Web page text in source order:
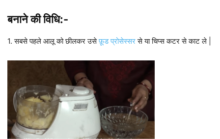
बनाने की विधि:-
1. सबसे पहले आलू को छीलकर उसेफ़ूड प्रोसेस्सरसे या चिप्स कटर से काट ले |